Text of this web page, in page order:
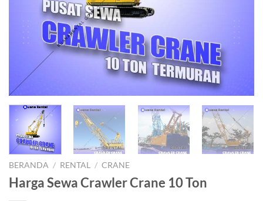
BERANDA / RENTAL / CRANE
Harga Sewa Crawler Crane 10 Ton